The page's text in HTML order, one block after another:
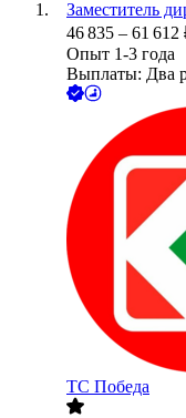
Заместитель
46 835 – 61 612
Опыт 1-3 года
Выплаты: Два
ТС Победа